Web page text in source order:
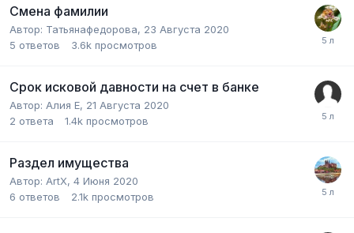
Смена фамилии
Автор: Татьянафедорова, 23 Августа 2020
5 ответов 3.6k просмотров
Срок исковой давности на счет в банке
Автор: Алия E, 21 Августа 2020
2 ответа 1.4k просмотров
Раздел имущества
Автор: ArtX, 4 Июня 2020
6 ответов 2.1k просмотров